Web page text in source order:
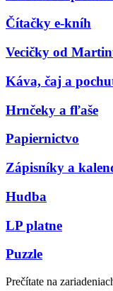
Čítačky e-kníh
Vecičky od
Káva, čaj a
Hrnčeky a fľaše
Papiernictvo
Zápisníky a
Hudba
LP platne
Puzzle
Prečítate na